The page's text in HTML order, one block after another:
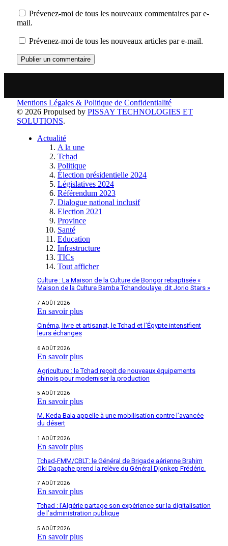
Prévenez-moi de tous les nouveaux commentaires par e-
mail.
Prévenez-moi de tous les nouveaux articles par e-mail.
Mentions Légales & Politique de Confidentialité
© 2026 Propulsed by PISSAY TECHNOLOGIES ET
SOLUTIONS.
Actualité
A la une
Tchad
Politique
Élection présidentielle 2024
Législatives 2024
Référendum 2023
Dialogue national inclusif
Election 2021
Province
Santé
Education
Infrastructure
TICs
Tout afficher
Culture : La Maison de la Culture de Bongor rebaptisée «
Maison de la Culture Bamba Tchandoulaye, dit Jorio Stars »
7 AOÛT 2026
En savoir plus
Cinéma, livre et artisanat, le Tchad et l’Égypte intensifient
leurs échanges
6 AOÛT 2026
En savoir plus
Agriculture : le Tchad reçoit de nouveaux équipements
chinois pour moderniser la production
5 AOÛT 2026
En savoir plus
M. Keda Bala appelle à une mobilisation contre l’avancée
du désert
1 AOÛT 2026
En savoir plus
Tchad-FMM/CBLT: le Général de Brigade aérienne Brahim
Oki Dagache prend la relève du Général Djonkep Frédéric.
7 AOÛT 2026
En savoir plus
Tchad : l’Algérie partage son expérience sur la digitalisation
de l’administration publique
5 AOÛT 2026
En savoir plus